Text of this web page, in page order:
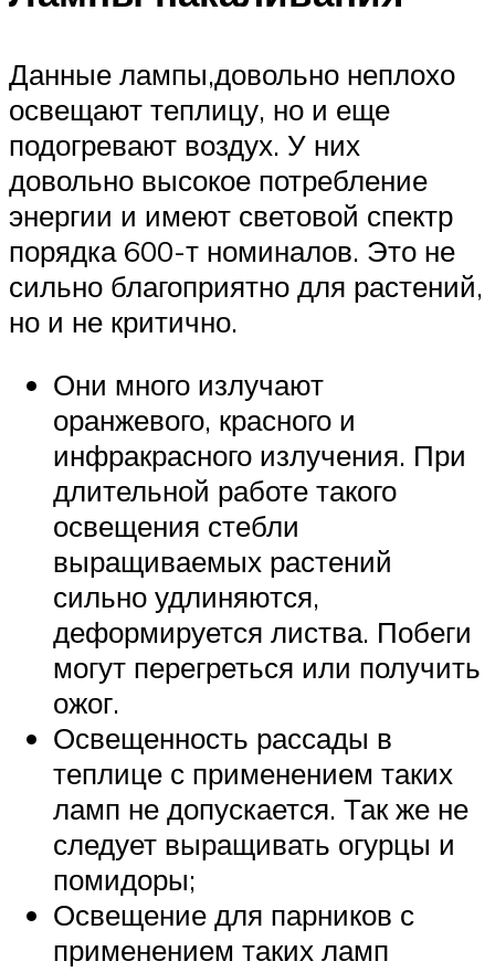
Данные лампы,довольно неплохо
освещают теплицу, но и еще
подогревают воздух. У них
довольно высокое потребление
энергии и имеют световой спектр
порядка 600-т номиналов. Это не
сильно благоприятно для растений,
но и не критично.
Они много излучают
оранжевого, красного и
инфракрасного излучения. При
длительной работе такого
освещения стебли
выращиваемых растений
сильно удлиняются,
деформируется листва. Побеги
могут перегреться или получить
ожог.
Освещенность рассады в
теплице с применением таких
ламп не допускается. Так же не
следует выращивать огурцы и
помидоры;
Освещение для парников с
применением таких ламп